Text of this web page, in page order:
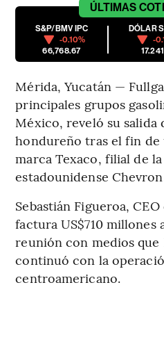
ÚLTIMAS
S&P/BMV IPC
-0.10%
66,768.67
DÓLAR
-
Mérida, Yucatán —
principales grupos
México, reveló su salida
hondureño tras el fin de
marca Texaco, filial de
estadounidense
Sebastián Figueroa,
factura US$710 millones
reunión con medios que
continuó con la
centroamericano.